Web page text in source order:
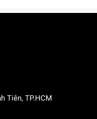
Tiên, TP.HCM